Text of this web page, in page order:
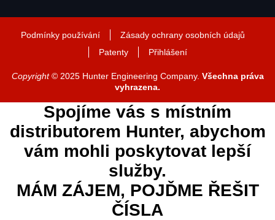
Podmínky používání
Zásady ochrany osobních údajů
Patenty
Přihlášení
Copyright© 2025 Hunter Engineering Company. Všechna práva
vyhrazena.
Spojíme vás s místním
distributorem Hunter, abychom
vám mohli poskytovat lepší
služby.
MÁM ZÁJEM, POJĎME ŘEŠIT
ČÍSLA